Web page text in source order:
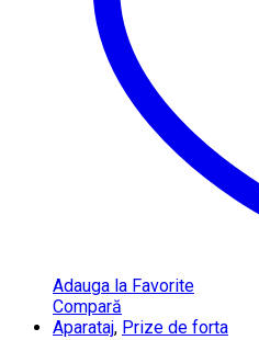
Adauga la Favorite
Compară
Aparataj, Prize de forta